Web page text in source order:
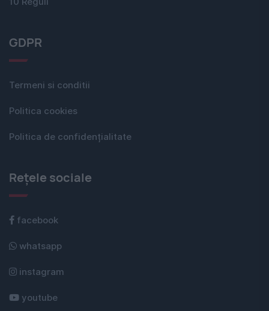
GDPR
Termeni si conditii
Politica cookies
Politica de confidențialitate
Rețele sociale
facebook
whatsapp
instagram
youtube